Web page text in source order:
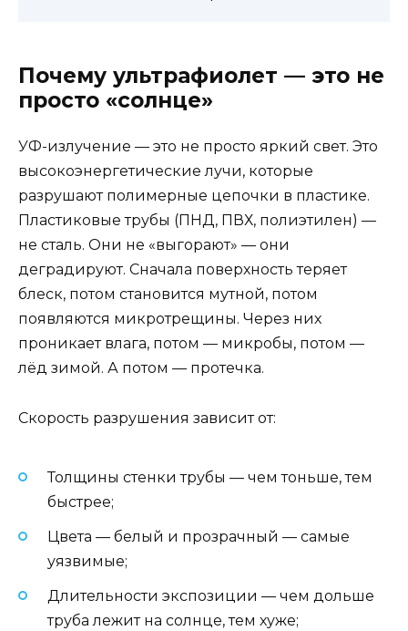
Почему ультрафиолет — это не
просто «солнце»
УФ-излучение — это не просто яркий свет. Это
высокоэнергетические лучи, которые
разрушают полимерные цепочки в пластике.
Пластиковые трубы (ПНД, ПВХ, полиэтилен) —
не сталь. Они не «выгорают» — они
деградируют. Сначала поверхность теряет
блеск, потом становится мутной, потом
появляются микротрещины. Через них
проникает влага, потом — микробы, потом —
лёд зимой. А потом — протечка.
Скорость разрушения зависит от:
Толщины стенки трубы — чем тоньше, тем
быстрее;
Цвета — белый и прозрачный — самые
уязвимые;
Длительности экспозиции — чем дольше
труба лежит на солнце, тем хуже;